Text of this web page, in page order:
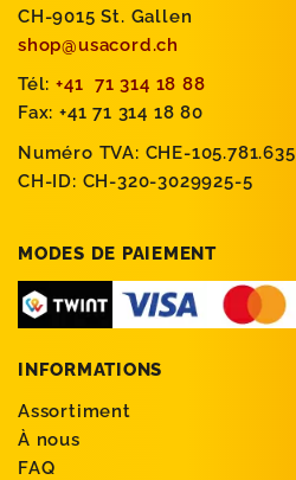
CH-9015 St. Gallen
shop@usacord.ch
Tél: +41 71 314 18 88
Fax: +41 71 314 18 80
Numéro TVA: CHE-105.781.635
CH-ID: CH-320-3029925-5
MODES DE PAIEMENT
INFORMATIONS
Assortiment
À nous
FAQ